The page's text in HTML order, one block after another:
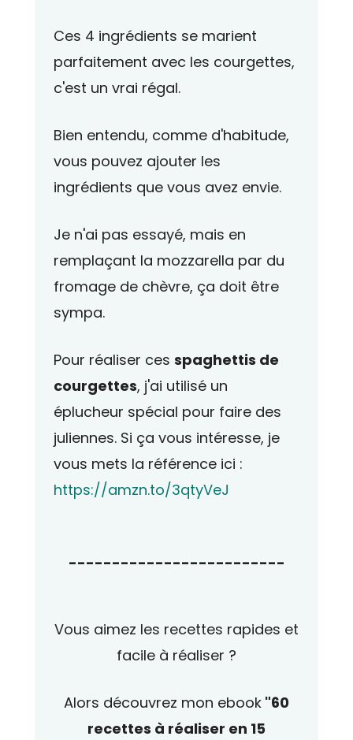
Ces 4 ingrédients se marient
parfaitement avec les courgettes,
c'est un vrai régal.
Bien entendu, comme d'habitude,
vous pouvez ajouter les
ingrédients que vous avez envie.
Je n'ai pas essayé, mais en
remplaçant la mozzarella par du
fromage de chèvre, ça doit être
sympa.
Pour réaliser ces spaghettis de
courgettes, j'ai utilisé un
éplucheur spécial pour faire des
juliennes. Si ça vous intéresse, je
vous mets la référence ici :
https://amzn.to/3qtyVeJ
-------------------------
Vous aimez les recettes rapides et
facile à réaliser ?
Alors découvrez mon ebook "60
recettes à réaliser en 15